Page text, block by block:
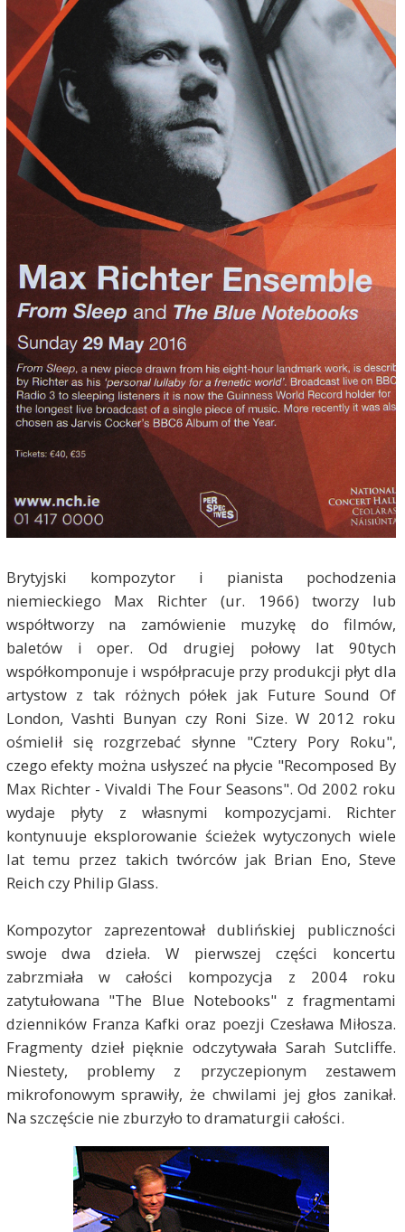
Brytyjski kompozytor i pianista pochodzenia
niemieckiego Max Richter (ur. 1966) tworzy lub
współtworzy na zamówienie muzykę do filmów,
baletów i oper. Od drugiej połowy lat 90tych
współkomponuje i współpracuje przy produkcji płyt dla
artystow z tak różnych półek jak Future Sound Of
London, Vashti Bunyan czy Roni Size. W 2012 roku
ośmielił się rozgrzebać słynne "Cztery Pory Roku",
czego efekty można usłyszeć na płycie "Recomposed By
Max Richter - Vivaldi The Four Seasons". Od 2002 roku
wydaje płyty z własnymi kompozycjami. Richter
kontynuuje eksplorowanie ścieżek wytyczonych wiele
lat temu przez takich twórców jak Brian Eno, Steve
Reich czy Philip Glass.
Kompozytor zaprezentował dublińskiej publiczności
swoje dwa dzieła. W pierwszej części koncertu
zabrzmiała w całości kompozycja z 2004 roku
zatytułowana "The Blue Notebooks" z fragmentami
dzienników Franza Kafki oraz poezji Czesława Miłosza.
Fragmenty dzieł pięknie odczytywała Sarah Sutcliffe.
Niestety, problemy z przyczepionym zestawem
mikrofonowym sprawiły, że chwilami jej głos zanikał.
Na szczęście nie zburzyło to dramaturgii całości.